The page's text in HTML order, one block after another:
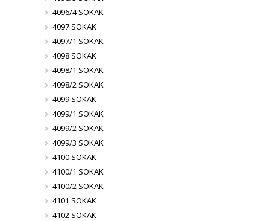
4096/4 SOKAK
4097 SOKAK
4097/1 SOKAK
4098 SOKAK
4098/1 SOKAK
4098/2 SOKAK
4099 SOKAK
4099/1 SOKAK
4099/2 SOKAK
4099/3 SOKAK
4100 SOKAK
4100/1 SOKAK
4100/2 SOKAK
4101 SOKAK
4102 SOKAK